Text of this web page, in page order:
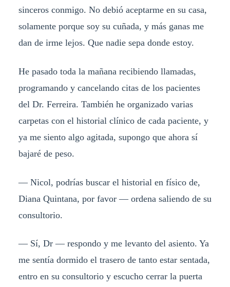
sinceros conmigo. No debió aceptarme en su casa,
solamente porque soy su cuñada, y más ganas me
dan de irme lejos. Que nadie sepa donde estoy.
He pasado toda la mañana recibiendo llamadas,
programando y cancelando citas de los pacientes
del Dr. Ferreira. También he organizado varias
carpetas con el historial clínico de cada paciente, y
ya me siento algo agitada, supongo que ahora sí
bajaré de peso.
— Nicol, podrías buscar el historial en físico de,
Diana Quintana, por favor — ordena saliendo de su
consultorio.
— Sí, Dr — respondo y me levanto del asiento. Ya
me sentía dormido el trasero de tanto estar sentada,
entro en su consultorio y escucho cerrar la puerta